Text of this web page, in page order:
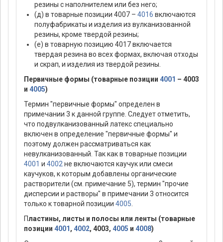
резины с наполнителем или без него;
(д) в товарные позиции 4007 – 4016 включаются
полуфабрикаты и изделия из вулканизованной
резины, кроме твердой резины;
(е) в товарную позицию 4017 включается
твердая резина во всех формах, включая отходы
и скрап, и изделия из твердой резины.
Первичные формы (товарные позиции 4001 – 4003
и 4005)
Термин "первичные формы" определен в
примечании 3 к данной группе. Следует отметить,
что подвулканизованный латекс специально
включен в определение "первичные формы" и
поэтому должен рассматриваться как
невулканизованный. Так как в товарные позиции
4001 и 4002 не включаются каучук или смеси
каучуков, к которым добавлены органические
растворители (см. примечание 5), термин "прочие
дисперсии и растворы" в примечании 3 относится
только к товарной позиции 4005
Пластины, листы и полосы или ленты (товарные
позиции 4001 , 4002, 4003, 4005 и 4008)